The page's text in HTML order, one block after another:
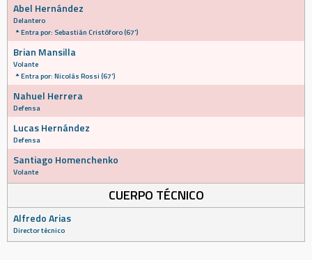
Abel Hernández
Delantero
Entra por: Sebastián Cristóforo (67')
Brian Mansilla
Volante
Entra por: Nicolás Rossi (67')
Nahuel Herrera
Defensa
Lucas Hernández
Defensa
Santiago Homenchenko
Volante
CUERPO TÉCNICO
Alfredo Arias
Director técnico